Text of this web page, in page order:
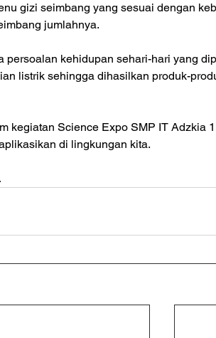
gizi seimbang yang sesuai dengan
jumlahnya.
kehidupan sehari-hari yang
listrik sehingga dihasilkan produk-
kegiatan Science Expo SMP IT Adzkia
di lingkungan kita.